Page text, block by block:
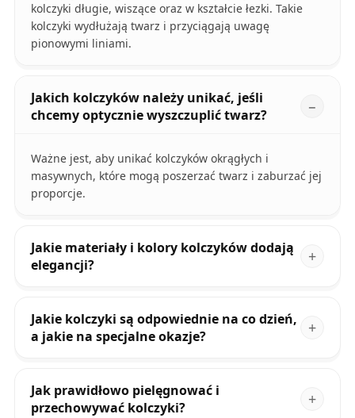
kolczyki długie, wiszące oraz w kształcie łezki. Takie
kolczyki wydłużają twarz i przyciągają uwagę
pionowymi liniami.
Jakich kolczyków należy unikać, jeśli
chcemy optycznie wyszczuplić twarz?
Ważne jest, aby unikać kolczyków okrągłych i
masywnych, które mogą poszerzać twarz i zaburzać jej
proporcje.
Jakie materiały i kolory kolczyków dodają
elegancji?
Jakie kolczyki są odpowiednie na co dzień,
a jakie na specjalne okazje?
Jak prawidłowo pielęgnować i
przechowywać kolczyki?